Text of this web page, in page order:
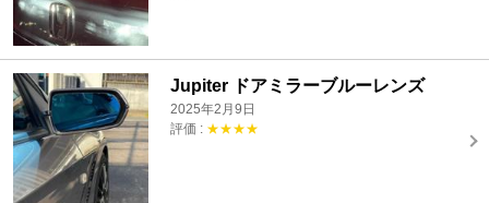
Jupiter ドアミラーブルーレンズ
2025年2月9日
評価 : ★★★★